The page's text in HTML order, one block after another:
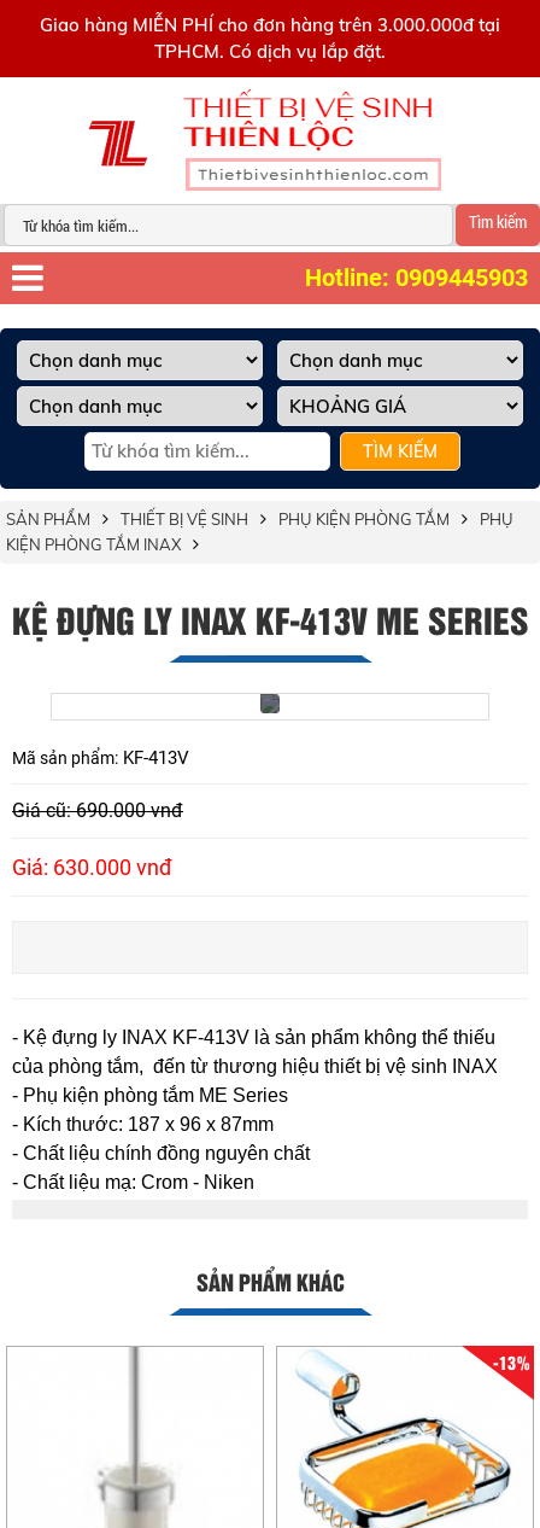
Giao hàng MIỄN PHÍ cho đơn hàng trên 3.000.000đ tại
TPHCM. Có dịch vụ lắp đặt.
Tìm kiếm
Hotline: 0909445903
TÌM KIẾM
SẢN PHẨM THIẾT BỊ VỆ SINH PHỤ KIỆN PHÒNG TẮM
PHỤ
KIỆN PHÒNG TẮM INAX
KỆ ĐỰNG LY INAX KF-413V ME SERIES
Mã sản phẩm: KF-413V
Giá cũ: 690.000 vnđ
Giá: 630.000 vnđ
- Kệ đựng ly INAX KF-413V là sản phẩm không thể thiếu
của phòng tắm, đến từ thương hiệu thiết bị vệ sinh INAX
- Phụ kiện phòng tắm ME Series
- Kích thước: 187 x 96 x 87mm
- Chất liệu chính đồng nguyên chất
- Chất liệu mạ: Crom - Niken
SẢN PHẨM KHÁC
-13%
0909445903